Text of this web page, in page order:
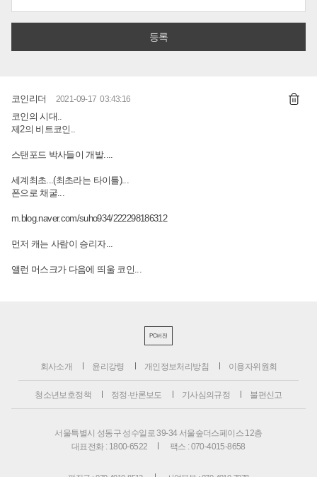
코인리더 2021-09-17 03:43:16
코인의 시대..
제2의 비트코인..
스탠포드 박사들이 개발....
세계최초...(최초라는 타이틀)...
폰으로 채굴...
m.blog.naver.com/suho934/222298186312
먼저 캐는 사람이 승리자...
앨런 머스크가 다음에 띄울 코인...
PC버전
회사소개 윤리강령 개인정보처리방침 이용자위원회
청소년보호정책 정정·반론보도 기사심의규정 불편신고
서울특별시 성동구 성수일로 39-34 서울숲더스페이스 12층
대표전화 : 1800-6522
팩스 : 070-4015-8658